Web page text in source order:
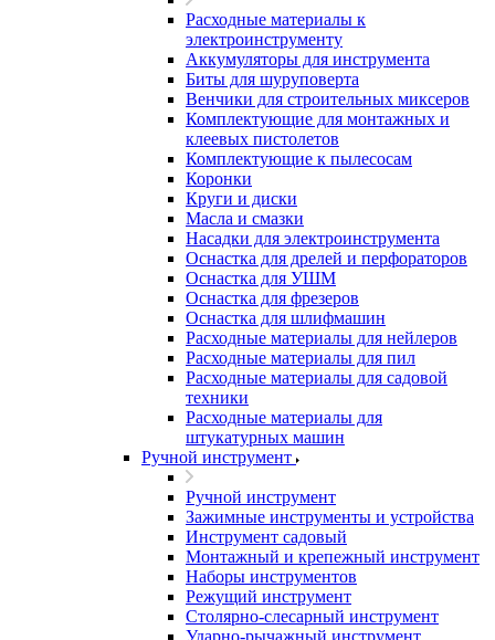
Расходные материалы к
электроинструменту
Аккумуляторы для инструмента
Биты для шуруповерта
Венчики для строительных миксеров
Комплектующие для монтажных и
клеевых пистолетов
Комплектующие к пылесосам
Коронки
Круги и диски
Масла и смазки
Насадки для электроинструмента
Оснастка для дрелей и перфораторов
Оснастка для УШМ
Оснастка для фрезеров
Оснастка для шлифмашин
Расходные материалы для нейлеров
Расходные материалы для пил
Расходные материалы для садовой
техники
Расходные материалы для
штукатурных машин
Ручной инструмент
Ручной инструмент
Зажимные инструменты и устройства
Инструмент садовый
Монтажный и крепежный инструмент
Наборы инструментов
Режущий инструмент
Столярно-слесарный инструмент
Ударно-рычажный инструмент